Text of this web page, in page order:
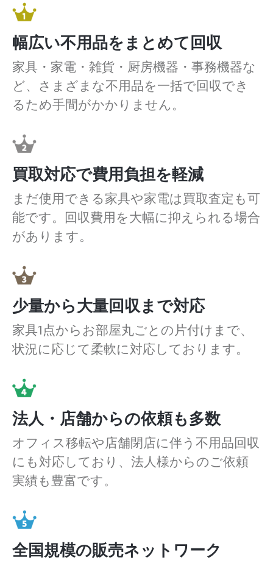
幅広い不用品をまとめて回収
家具・家電・雑貨・厨房機器・事務機器な
ど、さまざまな不用品を一括で回収でき
るため手間がかかりません。
買取対応で費用負担を軽減
まだ使用できる家具や家電は買取査定も可
能です。回収費用を大幅に抑えられる場合
があります。
少量から大量回収まで対応
家具1点からお部屋丸ごとの片付けまで、
状況に応じて柔軟に対応しております。
法人・店舗からの依頼も多数
オフィス移転や店舗閉店に伴う不用品回収
にも対応しており、法人様からのご依頼
実績も豊富です。
全国規模の販売ネットワーク